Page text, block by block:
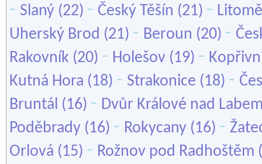
- Slaný (22) - Český Těšín (21) -
Uherský Brod (21) - Beroun (20) -
Rakovník (20) - Holešov (19) -
Kutná Hora (18) - Strakonice (18) -
Bruntál (16) - Dvůr Králové nad
Poděbrady (16) - Rokycany (16) -
Orlová (15) - Rožnov pod Radhoštěm